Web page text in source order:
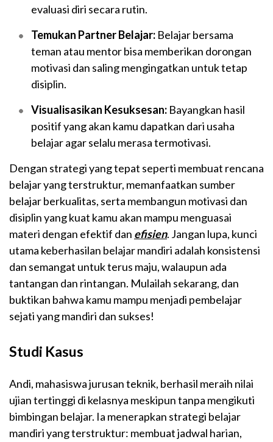
evaluasi diri secara rutin.
Temukan Partner Belajar: Belajar bersama
teman atau mentor bisa memberikan dorongan
motivasi dan saling mengingatkan untuk tetap
disiplin.
Visualisasikan Kesuksesan: Bayangkan hasil
positif yang akan kamu dapatkan dari usaha
belajar agar selalu merasa termotivasi.
Dengan strategi yang tepat seperti membuat rencana
belajar yang terstruktur, memanfaatkan sumber
belajar berkualitas, serta membangun motivasi dan
disiplin yang kuat kamu akan mampu menguasai
materi dengan efektif dan efisien. Jangan lupa, kunci
utama keberhasilan belajar mandiri adalah konsistensi
dan semangat untuk terus maju, walaupun ada
tantangan dan rintangan. Mulailah sekarang, dan
buktikan bahwa kamu mampu menjadi pembelajar
sejati yang mandiri dan sukses!
Studi Kasus
Andi, mahasiswa jurusan teknik, berhasil meraih nilai
ujian tertinggi di kelasnya meskipun tanpa mengikuti
bimbingan belajar. Ia menerapkan strategi belajar
mandiri yang terstruktur: membuat jadwal harian,